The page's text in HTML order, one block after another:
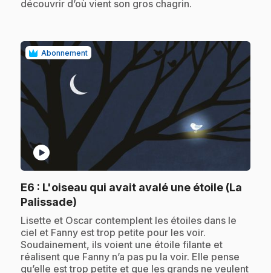
découvrir d’où vient son gros chagrin.
Abonnement
play_circle
E6 : L'oiseau qui avait avalé une étoile (La
Palissade)
.Lisette et Oscar contemplent les étoiles dans le
ciel et Fanny est trop petite pour les voir.
Soudainement, ils voient une étoile filante et
réalisent que Fanny n’a pas pu la voir. Elle pense
qu’elle est trop petite et que les grands ne veulent